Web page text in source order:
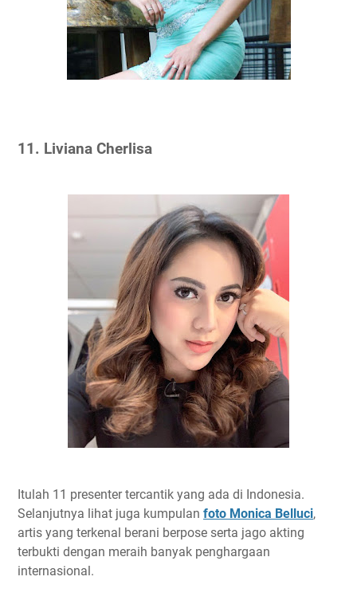
11. Liviana Cherlisa
Itulah 11 presenter tercantik yang ada di Indonesia.
Selanjutnya lihat juga kumpulan foto Monica Belluci,
artis yang terkenal berani berpose serta jago akting
terbukti dengan meraih banyak penghargaan
internasional.